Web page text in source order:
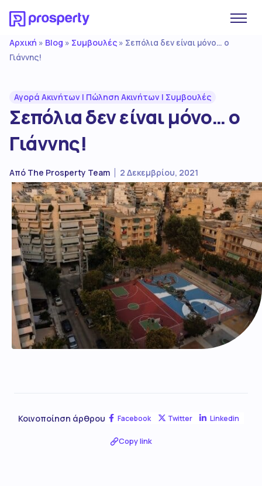
Αρχική » Blog » Συμβουλές » Σεπόλια δεν είναι μόνο… ο
Γιάννης!
Αγορά Ακινήτων | Πώληση Ακινήτων | Συμβουλές
Σεπόλια δεν είναι μόνο… ο
Γιάννης!
Από The Prosperty Team 2 Δεκεμβρίου, 2021
Κοινοποίηση άρθρου Facebook Twitter Linkedin
Copy link